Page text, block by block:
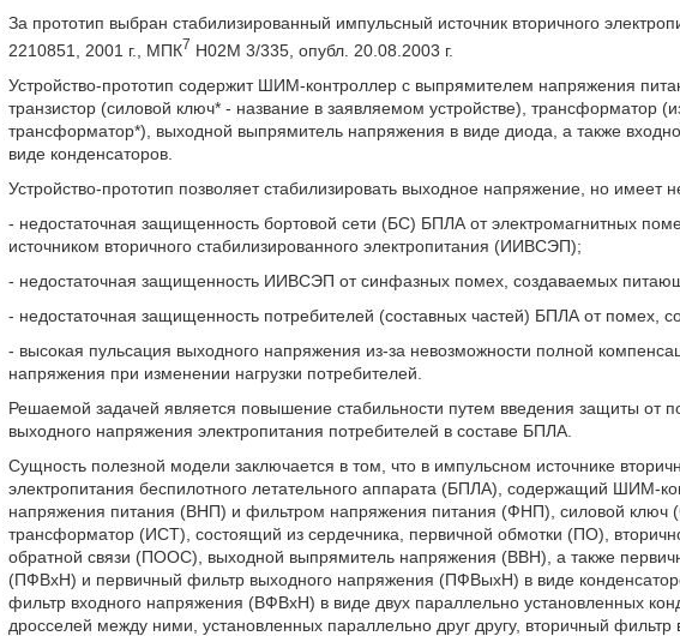
За прототип выбран стабилизированный импульсный источник вторичного
2210851, 2001 г., МПК7 H02M 3/335, опубл. 20.08.2003 г.
Устройство-прототип содержит ШИМ-контроллер с выпрямителем напряжения
транзистор (силовой ключ* - название в заявляемом устройстве), трансформатор
трансформатор*), выходной выпрямитель напряжения в виде диода, а также
виде конденсаторов.
Устройство-прототип позволяет стабилизировать выходное напряжение, но имеет
- недостаточная защищенность бортовой сети (БС) БПЛА от электромагнитных
источником вторичного стабилизированного электропитания (ИИВСЭП);
- недостаточная защищенность ИИВСЭП от синфазных помех, создаваемых
- недостаточная защищенность потребителей (составных частей) БПЛА от помех,
- высокая пульсация выходного напряжения из-за невозможности полной
напряжения при изменении нагрузки потребителей.
Решаемой задачей является повышение стабильности путем введения защиты от
выходного напряжения электропитания потребителей в составе БПЛА.
Сущность полезной модели заключается в том, что в импульсном источнике
электропитания беспилотного летательного аппарата (БПЛА), содержащий ШИМ-
напряжения питания (ВНП) и фильтром напряжения питания (ФНП), силовой ключ
трансформатор (ИСТ), состоящий из сердечника, первичной обмотки (ПО),
обратной связи (ПООС), выходной выпрямитель напряжения (ВВН), а также
(ПФВхН) и первичный фильтр выходного напряжения (ПФВыхН) в виде
фильтр входного напряжения (ВФВхН) в виде двух параллельно установленных
дросселей между ними, установленных параллельно друг другу, вторичный